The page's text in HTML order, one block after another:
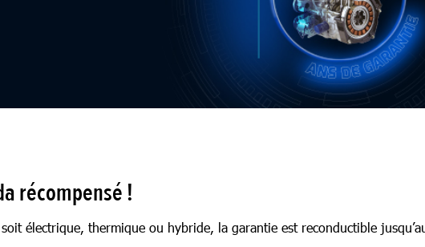
récompensé !
électrique, thermique ou hybride, la garantie est reconductible